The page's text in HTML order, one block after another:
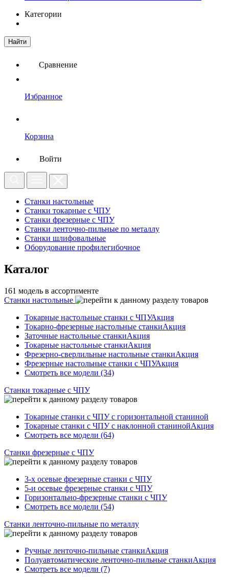
Категории
Найти
Сравнение
Избранное
Корзина
Войти
Станки настольные
Станки токарные с ЧПУ
Станки фрезерные с ЧПУ
Станки ленточно-пильные по металлу
Станки шлифовальные
Оборудование профилегибочное
Каталог
161 модель в ассортименте
Станки настольные
Токарные настольные станки с ЧПУАкция
Токарно-фрезерные настольные станкиАкция
Заточные настольные станкиАкция
Токарные настольные станкиАкция
Фрезерно-сверлильные настольные станкиАкция
Фрезерные настольные станки с ЧПУАкция
Смотреть все модели (34)
Станки токарные с ЧПУ
Токарные станки с ЧПУ с горизонтальной станиной
Токарные станки с ЧПУ с наклонной станинойАкция
Смотреть все модели (64)
Станки фрезерные с ЧПУ
3-х осевые фрезерные станки с ЧПУ
5-и осевые фрезерные станки с ЧПУ
Горизонтально-фрезерные станки с ЧПУ
Смотреть все модели (54)
Станки ленточно-пильные по металлу
Ручные ленточно-пильные станкиАкция
Полуавтоматические ленточно-пильные станкиАкция
Смотреть все модели (7)